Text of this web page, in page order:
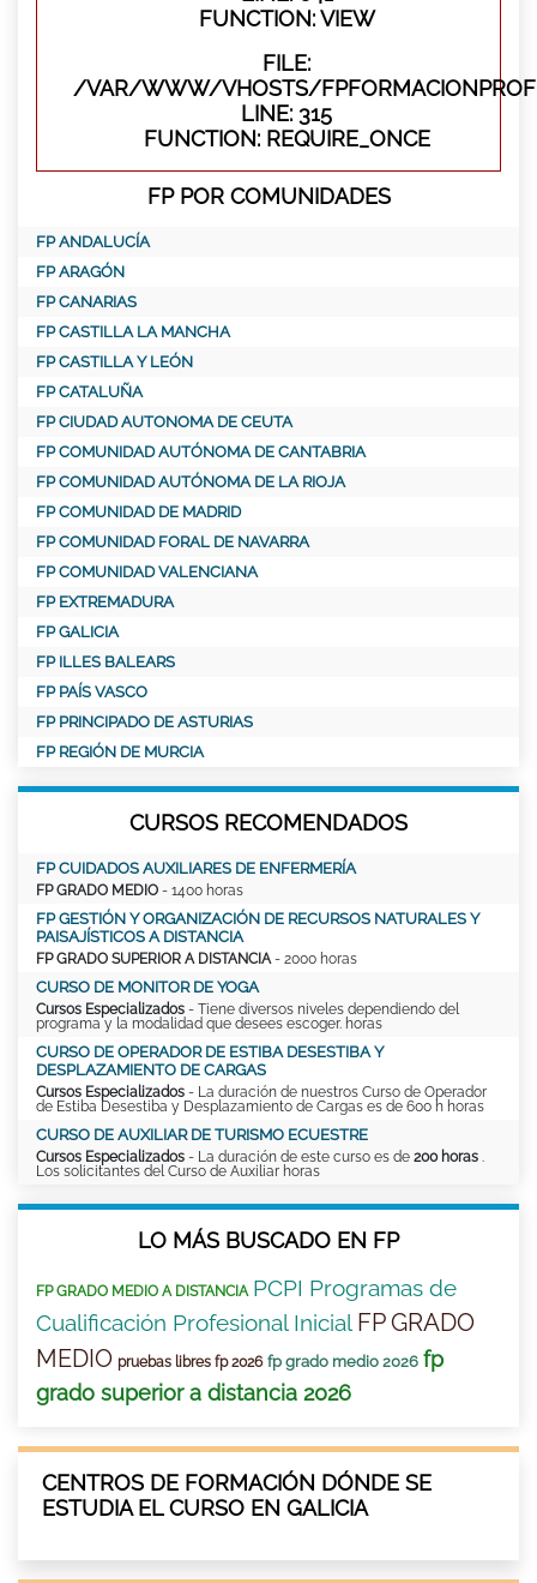
FUNCTION: VIEW
FILE:
/VAR/WWW/VHOSTS/
LINE: 315
FUNCTION: REQUIRE_ONCE
FP POR COMUNIDADES
FP ANDALUCÍA
FP ARAGÓN
FP CANARIAS
FP CASTILLA LA MANCHA
FP CASTILLA Y LEÓN
FP CATALUÑA
FP CIUDAD AUTONOMA DE CEUTA
FP COMUNIDAD AUTÓNOMA DE CANTABRIA
FP COMUNIDAD AUTÓNOMA DE LA RIOJA
FP COMUNIDAD DE MADRID
FP COMUNIDAD FORAL DE NAVARRA
FP COMUNIDAD VALENCIANA
FP EXTREMADURA
FP GALICIA
FP ILLES BALEARS
FP PAÍS VASCO
FP PRINCIPADO DE ASTURIAS
FP REGIÓN DE MURCIA
CURSOS RECOMENDADOS
FP CUIDADOS AUXILIARES DE ENFERMERÍA
FP GRADO MEDIO - 1400 horas
FP GESTIÓN Y ORGANIZACIÓN DE RECURSOS NATURALES Y
PAISAJÍSTICOS A DISTANCIA
FP GRADO SUPERIOR A DISTANCIA - 2000 horas
CURSO DE MONITOR DE YOGA
Cursos Especializados - Tiene diversos niveles dependiendo del
programa y la modalidad que desees escoger. horas
CURSO DE OPERADOR DE ESTIBA DESESTIBA Y
DESPLAZAMIENTO DE CARGAS
Cursos Especializados - La duración de nuestros Curso de Operador
de Estiba Desestiba y Desplazamiento de Cargas es de 600 h horas
CURSO DE AUXILIAR DE TURISMO ECUESTRE
Cursos Especializados - La duración de este curso es de 200 horas
Los solicitantes del Curso de Auxiliar horas
LO MÁS BUSCADO EN FP
FP GRADO MEDIO A DISTANCIA PCPI Programas de
Cualificación Profesional Inicial FP GRADO
MEDIO pruebas libres fp 2026 fp grado medio 2026 fp
grado superior a distancia 2026
CENTROS DE FORMACIÓN DÓNDE SE
ESTUDIA EL CURSO EN GALICIA